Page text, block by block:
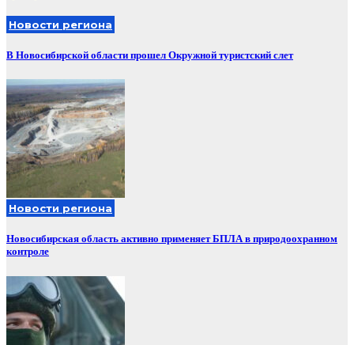
Новости региона
В Новосибирской области прошел Окружной туристский слет
Новости региона
Новосибирская область активно применяет БПЛА в природоохранном
контроле